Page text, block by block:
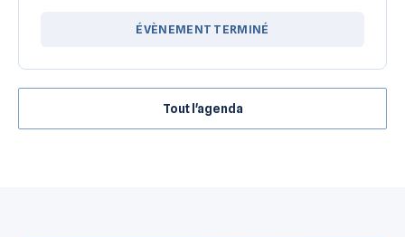
ÉVÈNEMENT TERMINÉ
Tout l'agenda